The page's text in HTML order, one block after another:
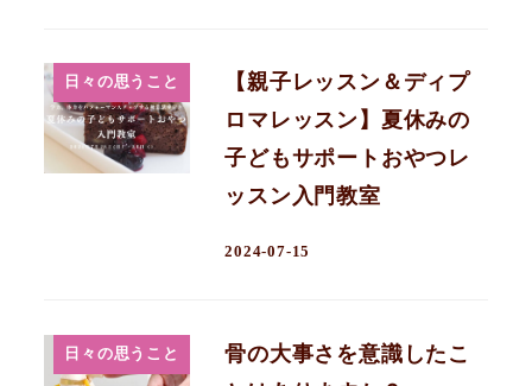
日々の思うこと
【親子レッスン＆ディプ
ロマレッスン】夏休みの
子どもサポートおやつレ
ッスン入門教室
2024-07-15
日々の思うこと
骨の大事さを意識したこ